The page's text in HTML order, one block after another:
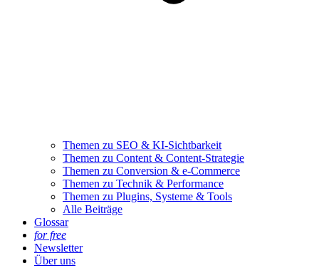
Themen zu SEO & KI-Sichtbarkeit
Themen zu Content & Content-Strategie
Themen zu Conversion & e-Commerce
Themen zu Technik & Performance
Themen zu Plugins, Systeme & Tools
Alle Beiträge
Glossar
for free
Newsletter
Über uns